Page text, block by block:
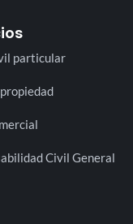
particular
Civil General